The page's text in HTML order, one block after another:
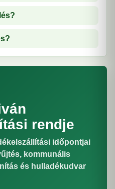
rendje
időpontjai
kommunális
és hulladékudvar